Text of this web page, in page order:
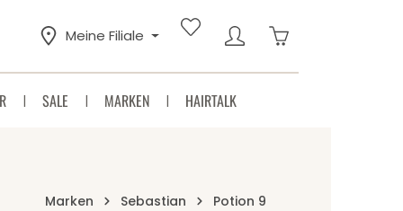
Meine Filiale Warenkorb
SALE MARKEN HAIRTALK
Marken Sebastian Potion 9